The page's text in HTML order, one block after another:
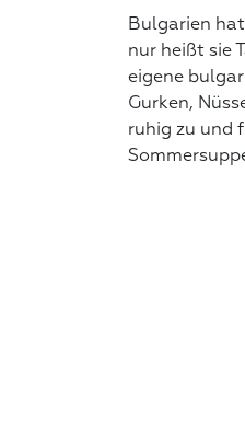
Bulgarien
nur heißt sie
eigene
Gurken,
ruhig zu und